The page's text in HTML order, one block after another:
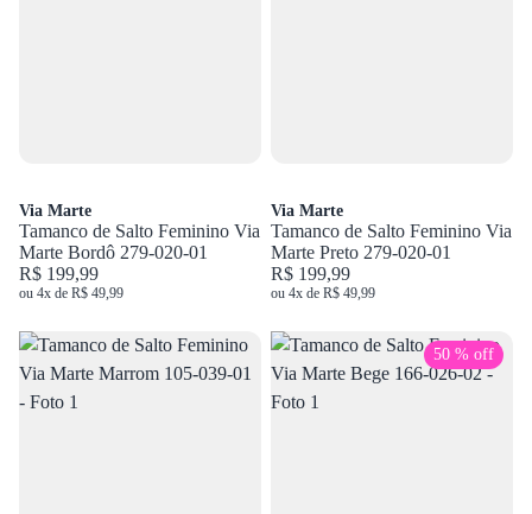
Via Marte
Tamanco de Salto Feminino Via
Marte Bordô 279-020-01
R$ 199,99
ou 4x de R$ 49,99
Via Marte
Tamanco de Salto Feminino Via
Marte Preto 279-020-01
R$ 199,99
ou 4x de R$ 49,99
50 % off